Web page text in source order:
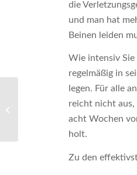
die
und man hat
Beinen leiden
Wie intensiv
regelmäßig in
legen. Für alle
reicht nicht aus,
acht Wochen
holt.
Zu den
Heilpflanze Arnika